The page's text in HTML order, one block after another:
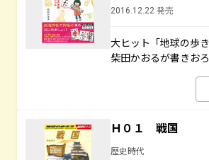
2016.12.22 発売
大ヒット「地球の歩
柴田かおるが書きお
Ｈ０１ 戦国
歴史時代